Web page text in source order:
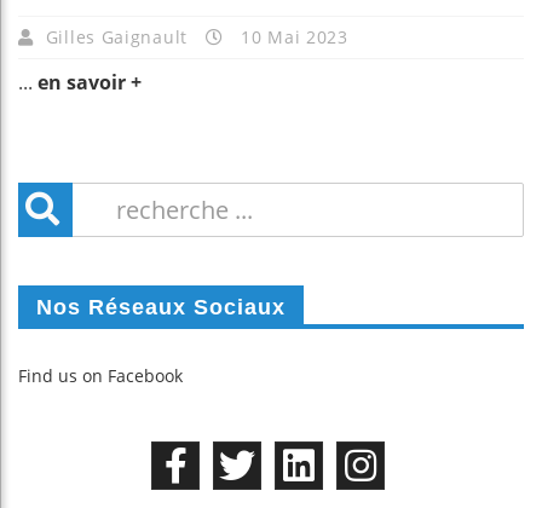
Gilles Gaignault 10 Mai 2023
... en savoir +
Nos Réseaux Sociaux
Find us on Facebook